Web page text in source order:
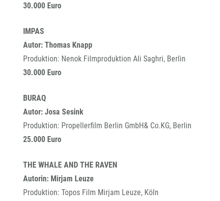
30.000 Euro
IMPAS
Autor: Thomas Knapp
Produktion: Nenok Filmproduktion Ali Saghri, Berlin
30.000 Euro
BURAQ
Autor: Josa Sesink
Produktion: Propellerfilm Berlin GmbH& Co.KG, Berlin
25.000 Euro
THE WHALE AND THE RAVEN
Autorin: Mirjam Leuze
Produktion: Topos Film Mirjam Leuze, Köln